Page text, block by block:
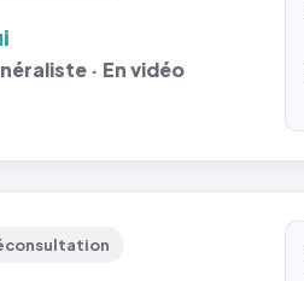
· En vidéo